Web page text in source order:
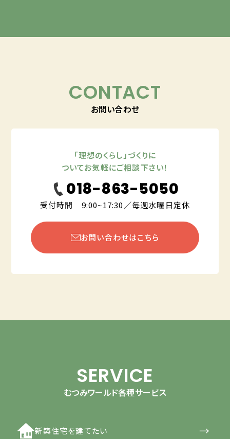
CONTACT
お問い合わせ
「理想のくらし」づくりに
ついてお気軽にご相談下さい！
018-863-5050
受付時間 9:00~17:30／毎週水曜日定休
お問い合わせはこちら
SERVICE
むつみワールド各種サービス
新築住宅を建てたい →